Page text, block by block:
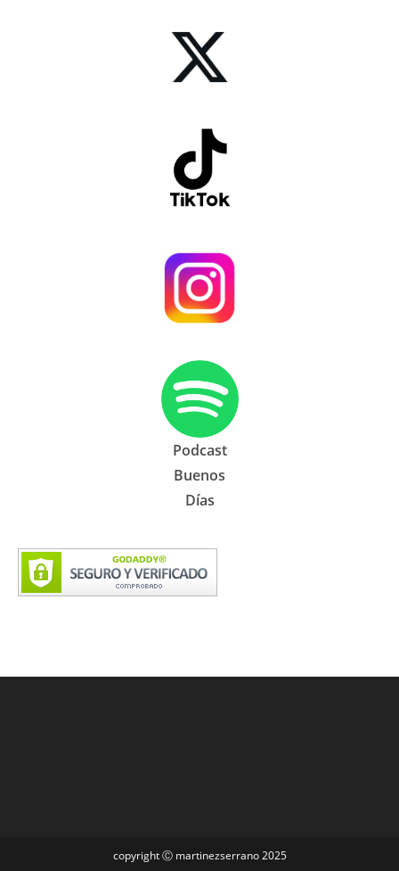
Podcast
Buenos
Días
copyright Ⓒ martinezserrano 2025